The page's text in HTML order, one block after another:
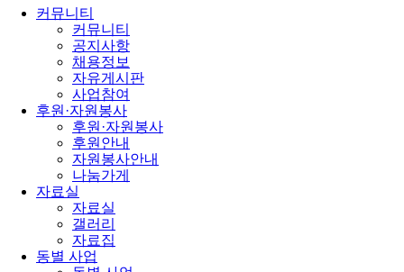
커뮤니티
커뮤니티
공지사항
채용정보
자유게시판
사업참여
후원·자원봉사
후원·자원봉사
후원안내
자원봉사안내
나눔가게
자료실
자료실
갤러리
자료집
동별 사업